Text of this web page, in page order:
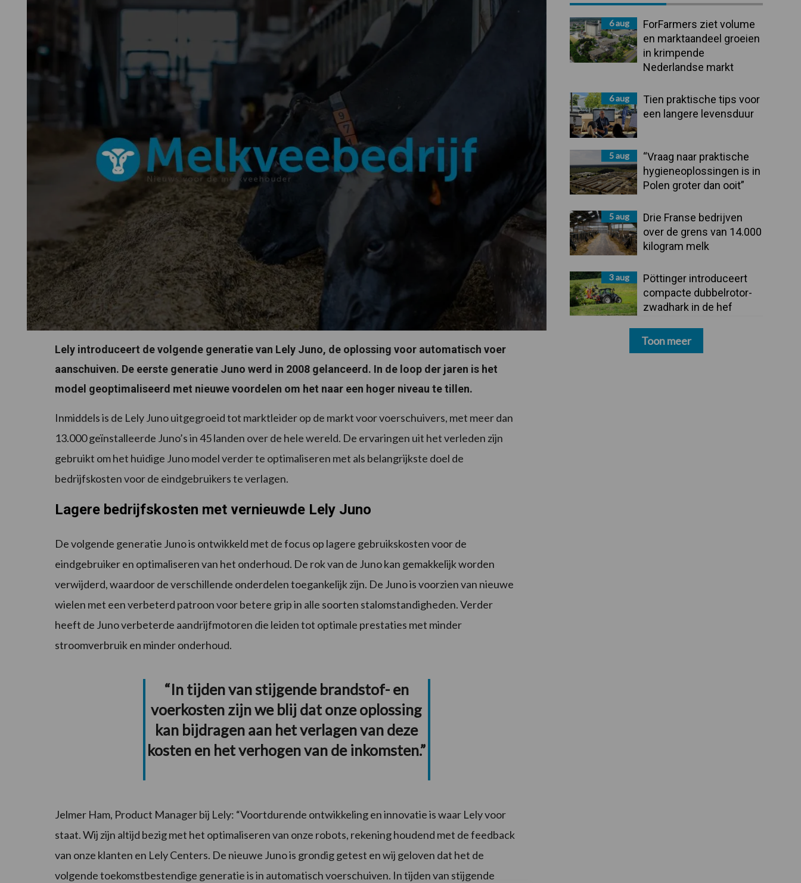
Lely introduceert de volgende generatie van Lely Juno, de oplossing voor automatisch voer
aanschuiven. De eerste generatie Juno werd in 2008 gelanceerd. In de loop der jaren is het
model geoptimaliseerd met nieuwe voordelen om het naar een hoger niveau te tillen.
Inmiddels is de Lely Juno uitgegroeid tot marktleider op de markt voor voerschuivers, met meer dan
13.000 geïnstalleerde Juno’s in 45 landen over de hele wereld. De ervaringen uit het verleden zijn
gebruikt om het huidige Juno model verder te optimaliseren met als belangrijkste doel de
bedrijfskosten voor de eindgebruikers te verlagen.
Lagere bedrijfskosten met vernieuwde Lely Juno
De volgende generatie Juno is ontwikkeld met de focus op lagere gebruikskosten voor de
eindgebruiker en optimaliseren van het onderhoud. De rok van de Juno kan gemakkelijk worden
verwijderd, waardoor de verschillende onderdelen toegankelijk zijn. De Juno is voorzien van nieuwe
wielen met een verbeterd patroon voor betere grip in alle soorten stalomstandigheden. Verder
heeft de Juno verbeterde aandrijfmotoren die leiden tot optimale prestaties met minder
stroomverbruik en minder onderhoud.
“In tijden van stijgende brandstof- en
voerkosten zijn we blij dat onze oplossing
kan bijdragen aan het verlagen van deze
kosten en het verhogen van de inkomsten.”
Jelmer Ham, Product Manager bij Lely: “Voortdurende ontwikkeling en innovatie is waar Lely voor
staat. Wij zijn altijd bezig met het optimaliseren van onze robots, rekening houdend met de feedback
van onze klanten en Lely Centers. De nieuwe Juno is grondig getest en wij geloven dat het de
volgende toekomstbestendige generatie is in automatisch voerschuiven. In tijden van stijgende
Sidebar6 aug
ForFarmers ziet volume
en marktaandeel groeien
in krimpende
Nederlandse markt
6 aug
Tien praktische tips voor
een langere levensduur
5 aug
“Vraag naar praktische
hygieneoplossingen is in
Polen groter dan ooit”
5 aug
Drie Franse bedrijven
over de grens van 14.000
kilogram melk
3 aug
Pöttinger introduceert
compacte dubbelrotor-
zwadhark in de hef
Toon meer